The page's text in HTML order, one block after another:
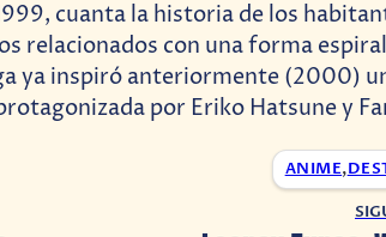
cuanta la historia de los
relacionados con una forma
ya inspiró anteriormente (2000)
por Eriko Hatsune y
ANIME,